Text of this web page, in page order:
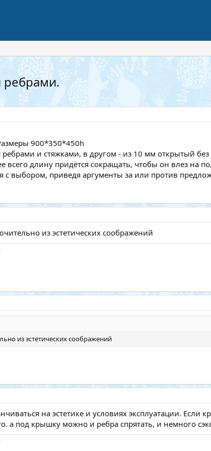
ребрами.
900*350*450h
и стяжками, в другом - из 10 мм открытый без
всего длину придётся сокращать, чтобы он влез на
с выбором, приведя аргументы за или против
из эстетических соображений
из эстетических соображений
на эстетике и условиях эксплуатации. Если
а под крышку можно и ребра спрятать, и немного